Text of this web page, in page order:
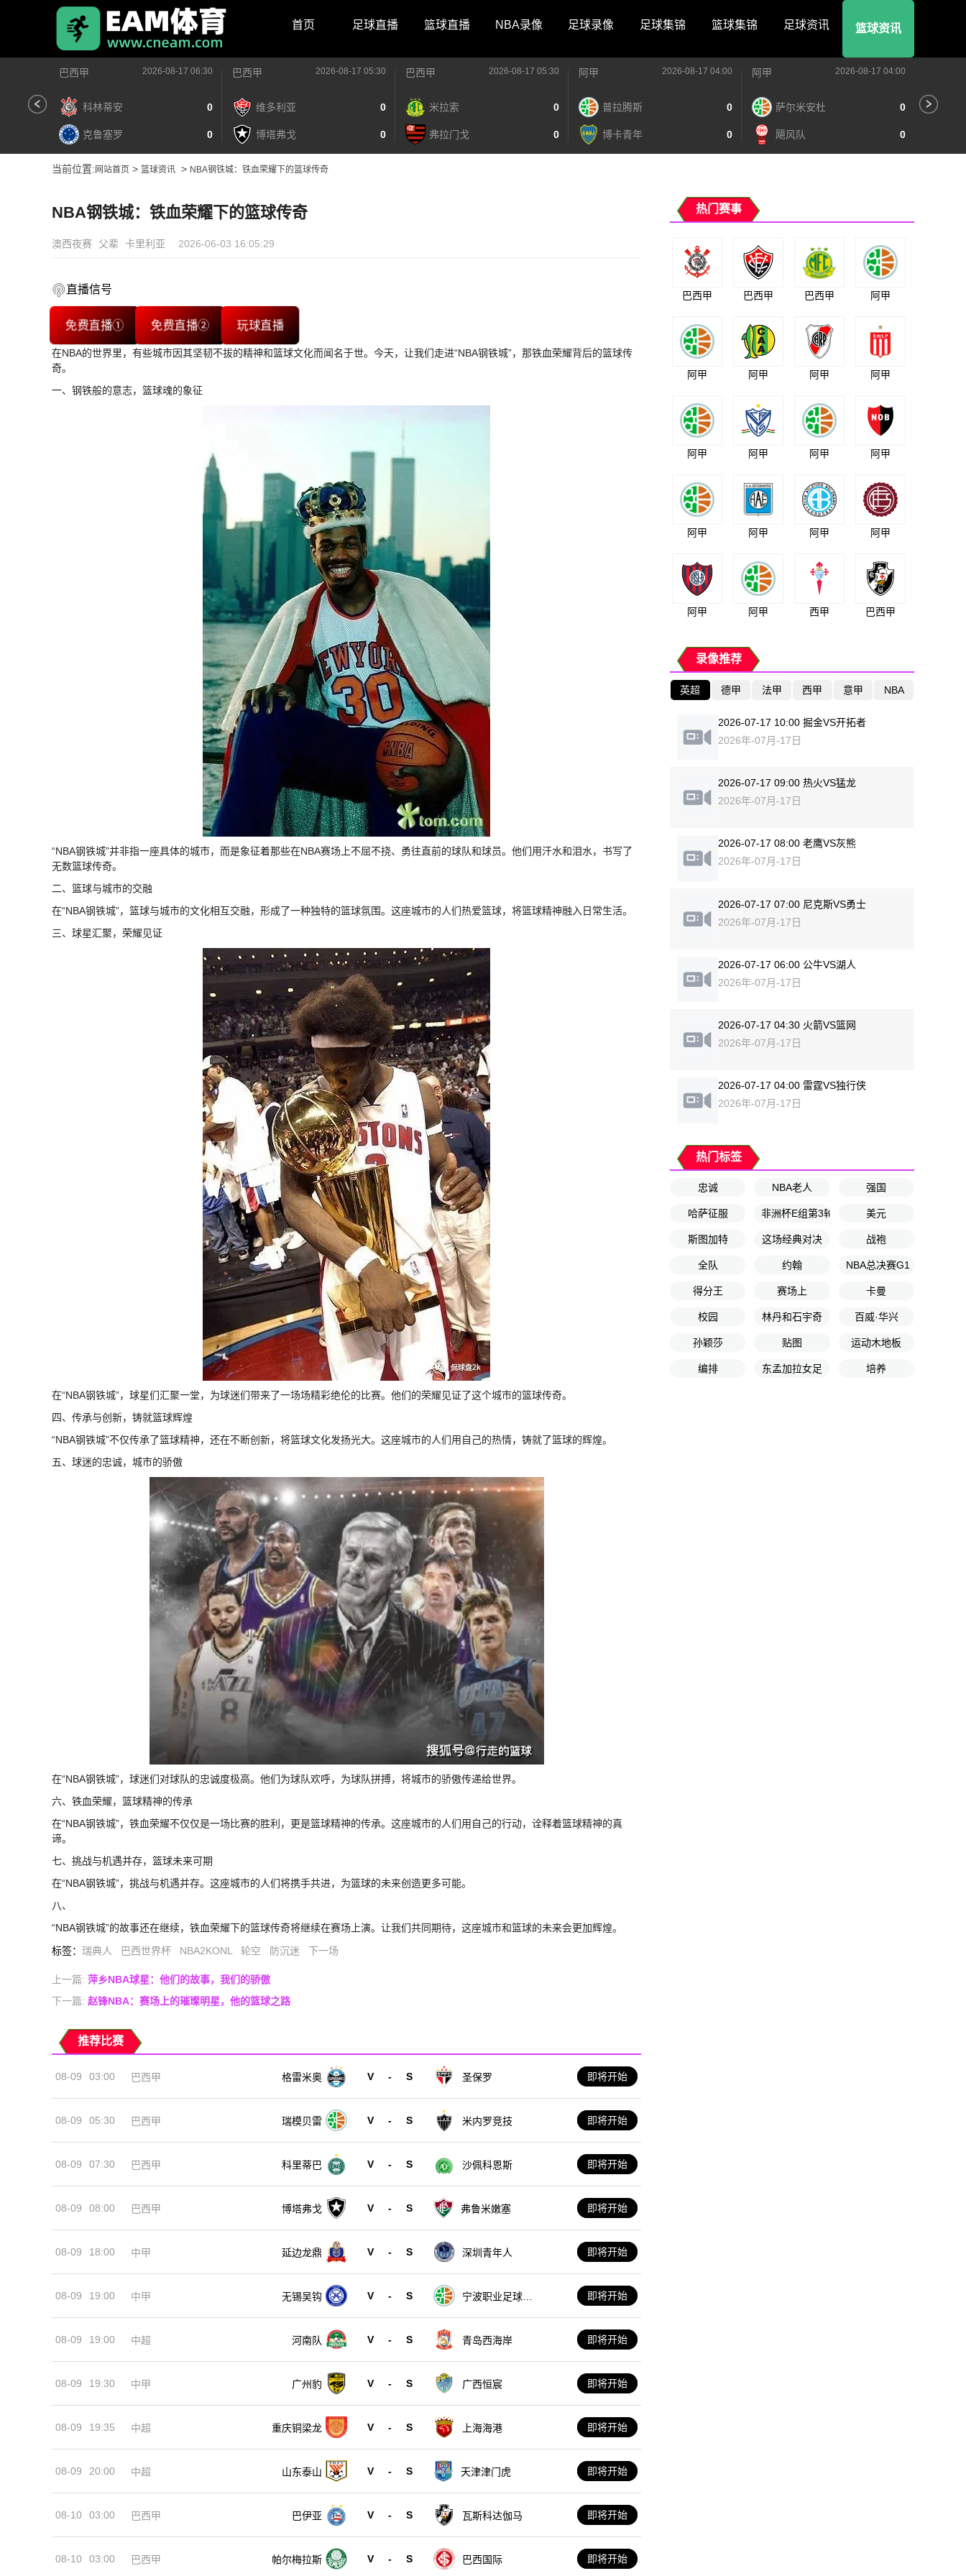
首页 足球直播 篮球直播 NBA录像 足球录像 足球集锦 篮球集锦 足球资讯 篮球资讯
巴西甲 2026-08-17 06:30
科林蒂安 0
克鲁塞罗 0
巴西甲 2026-08-17 05:30
维多利亚 0
博塔弗戈 0
巴西甲 2026-08-17 05:30
米拉索 0
弗拉门戈 0
阿甲 2026-08-17 04:00
普拉腾斯 0
博卡青年 0
阿甲 2026-08-17 04:00
萨尔米安杜 0
飓风队 0
当前位置: 网站首页 > 篮球资讯 > NBA钢铁城：铁血荣耀下的篮球传奇
NBA钢铁城：铁血荣耀下的篮球传奇
澳西夜赛 父辈 卡里利亚 2026-06-03 16:05:29
直播信号
免费直播① 免费直播② 玩球直播
在NBA的世界里，有些城市因其坚韧不拔的精神和篮球文化而闻名于世。今天，让我们走进“NBA钢铁城”，那铁血荣耀背后的篮球传
奇。
一、钢铁般的意志，篮球魂的象征
“NBA钢铁城”并非指一座具体的城市，而是象征着那些在NBA赛场上不屈不挠、勇往直前的球队和球员。他们用汗水和泪水，书写了
无数篮球传奇。
二、篮球与城市的交融
在“NBA钢铁城”，篮球与城市的文化相互交融，形成了一种独特的篮球氛围。这座城市的人们热爱篮球，将篮球精神融入日常生活。
三、球星汇聚，荣耀见证
在“NBA钢铁城”，球星们汇聚一堂，为球迷们带来了一场场精彩绝伦的比赛。他们的荣耀见证了这个城市的篮球传奇。
四、传承与创新，铸就篮球辉煌
“NBA钢铁城”不仅传承了篮球精神，还在不断创新，将篮球文化发扬光大。这座城市的人们用自己的热情，铸就了篮球的辉煌。
五、球迷的忠诚，城市的骄傲
在“NBA钢铁城”，球迷们对球队的忠诚度极高。他们为球队欢呼，为球队拼搏，将城市的骄傲传递给世界。
六、铁血荣耀，篮球精神的传承
在“NBA钢铁城”，铁血荣耀不仅仅是一场比赛的胜利，更是篮球精神的传承。这座城市的人们用自己的行动，诠释着篮球精神的真
谛。
七、挑战与机遇并存，篮球未来可期
在“NBA钢铁城”，挑战与机遇并存。这座城市的人们将携手共进，为篮球的未来创造更多可能。
八、
“NBA钢铁城”的故事还在继续，铁血荣耀下的篮球传奇将继续在赛场上演。让我们共同期待，这座城市和篮球的未来会更加辉煌。
标签： 瑞典人 巴西世界杯 NBA2KONL 轮空 防沉迷 下一场
上一篇: 萍乡NBA球星：他们的故事，我们的骄傲
下一篇: 赵锋NBA：赛场上的璀璨明星，他的篮球之路
推荐比赛
08-09 03:00 巴西甲 格雷米奥 V - S 圣保罗 即将开始
08-09 05:30 巴西甲 瑞模贝雷 V - S 米内罗竞技 即将开始
08-09 07:30 巴西甲 科里蒂巴 V - S 沙佩科恩斯 即将开始
08-09 08:00 巴西甲 博塔弗戈 V - S 弗鲁米嫩塞 即将开始
08-09 18:00 中甲 延边龙鼎 V - S 深圳青年人 即将开始
08-09 19:00 中甲 无锡吴钩 V - S
宁波职业足球俱
即将开始
08-09 19:00 中超 河南队 V - S 青岛西海岸 即将开始
08-09 19:30 中甲 广州豹 V - S 广西恒宸 即将开始
08-09 19:35 中超 重庆铜梁龙 V - S 上海海港 即将开始
08-09 20:00 中超 山东泰山 V - S 天津津门虎 即将开始
08-10 03:00 巴西甲 巴伊亚 V - S 瓦斯科达伽马 即将开始
08-10 03:00 巴西甲 帕尔梅拉斯 V - S 巴西国际 即将开始
热门赛事
巴西甲 巴西甲 巴西甲 阿甲
阿甲 阿甲 阿甲 阿甲
阿甲 阿甲 阿甲 阿甲
阿甲 阿甲 阿甲 阿甲
阿甲 阿甲 西甲 巴西甲
录像推荐
英超 德甲 法甲 西甲 意甲 NBA
2026-07-17 10:00 掘金VS开拓者
2026年-07月-17日
2026-07-17 09:00 热火VS猛龙
2026年-07月-17日
2026-07-17 08:00 老鹰VS灰熊
2026年-07月-17日
2026-07-17 07:00 尼克斯VS勇士
2026年-07月-17日
2026-07-17 06:00 公牛VS湖人
2026年-07月-17日
2026-07-17 04:30 火箭VS篮网
2026年-07月-17日
2026-07-17 04:00 雷霆VS独行侠
2026年-07月-17日
热门标签
忠诚 NBA老人 强国
哈萨征服 非洲杯E组第3轮 美元
斯图加特 这场经典对决 战袍
全队 约翰 NBA总决赛G1
得分王 赛场上 卡曼
校园 林丹和石宇奇 百威·华兴
孙颖莎 贴图 运动木地板
编排 东孟加拉女足 培养